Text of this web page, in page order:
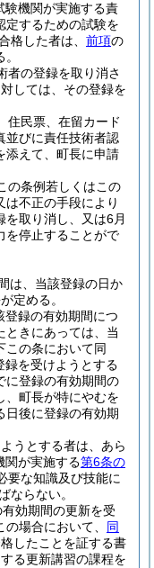
験機関が実施する責
定するための試験を
格した者は、 前項の
者の登録を取り消さ
しては、その登録を
住民票、在留カード
並びに責任技術者認
添えて、町長に申請
の条例若しくはこの
不正の手段により
取り消し、又は6月
を停止することがで
は、当該登録の日か
定める。
登録の有効期間につ
ときにあっては、当
この条において同
録を受けようとする
に登録の有効期間の
、町長が特にやむを
日後に登録の有効期
うとする者は、あら
関が実施する第6条の
要な知識及び技能に
ならない。
効期間の更新を受
の場合において、 同
したことを証する書
る更新講習の課程を